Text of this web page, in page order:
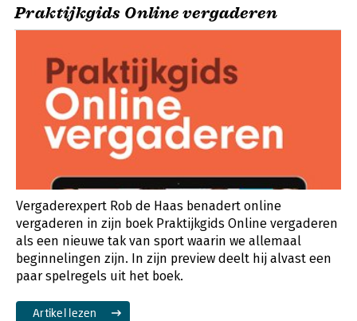
Praktijkgids Online vergaderen
Vergaderexpert Rob de Haas benadert online
vergaderen in zijn boek Praktijkgids Online vergaderen
als een nieuwe tak van sport waarin we allemaal
beginnelingen zijn. In zijn preview deelt hij alvast een
paar spelregels uit het boek.
Artikel lezen